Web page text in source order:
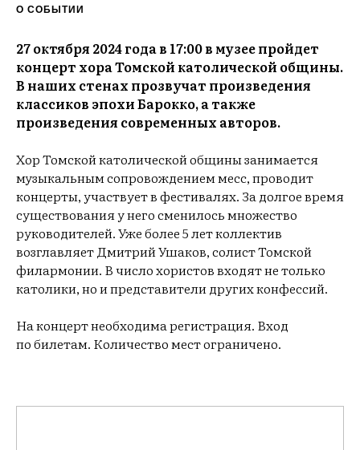
О СОБЫТИИ
27 октября 2024 года в 17:00 в музее пройдет
концерт хора Томской католической общины.
В наших стенах прозвучат произведения
классиков эпохи Барокко, а также
произведения современных авторов.
Хор Томской католической общины занимается
музыкальным сопровождением месс, проводит
концерты, участвует в фестивалях. За долгое время
существования у него сменилось множество
руководителей. Уже более 5 лет коллектив
возглавляет Дмитрий Ушаков, солист Томской
филармонии. В число хористов входят не только
католики, но и представители других конфессий.
На концерт необходима регистрация. Вход
по билетам. Количество мест ограничено.